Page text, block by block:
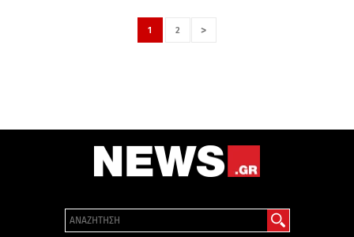
1 2 >